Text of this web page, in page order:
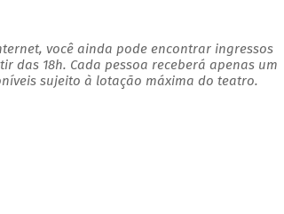
você ainda pode encontrar ingressos
das 18h. Cada pessoa receberá apenas um
sujeito à lotação máxima do teatro.